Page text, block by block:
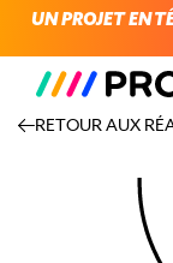
UN PROJET EN
RETOUR AUX